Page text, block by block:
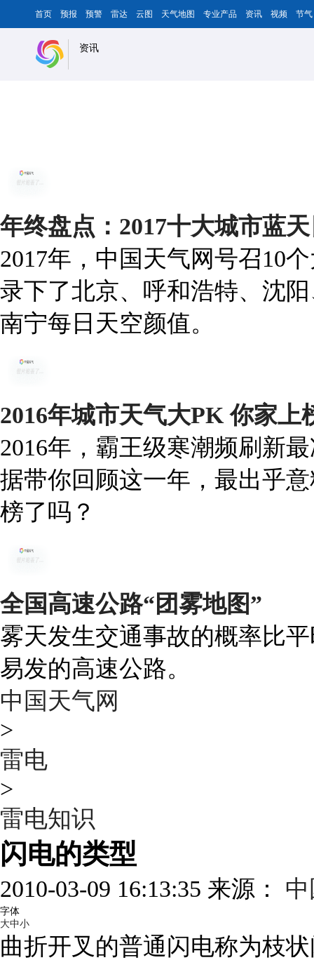
首页 预报 预警 雷达 云图 天气地图 专业产品 资讯 视频 节气
资讯
年终盘点：2017十大城市蓝
2017年，中国天气网号召10
录下了北京、呼和浩特、沈
南宁每日天空颜值。
2016年城市天气大PK 你家上
2016年，霸王级寒潮频刷新
据带你回顾这一年，最出乎
榜了吗？
全国高速公路“团雾地图”
雾天发生交通事故的概率比
易发的高速公路。
中国天气网
>
雷电
>
雷电知识
闪电的类型
2010-03-09 16:13:35 来源：
字体
大中小
曲折开叉的普通闪电称为枝